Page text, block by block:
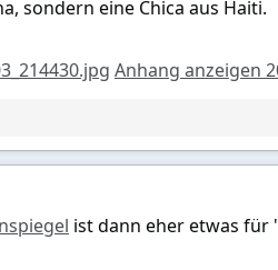
sondern eine Chica aus Haiti.
Anhang anzeigen
ist dann eher etwas für